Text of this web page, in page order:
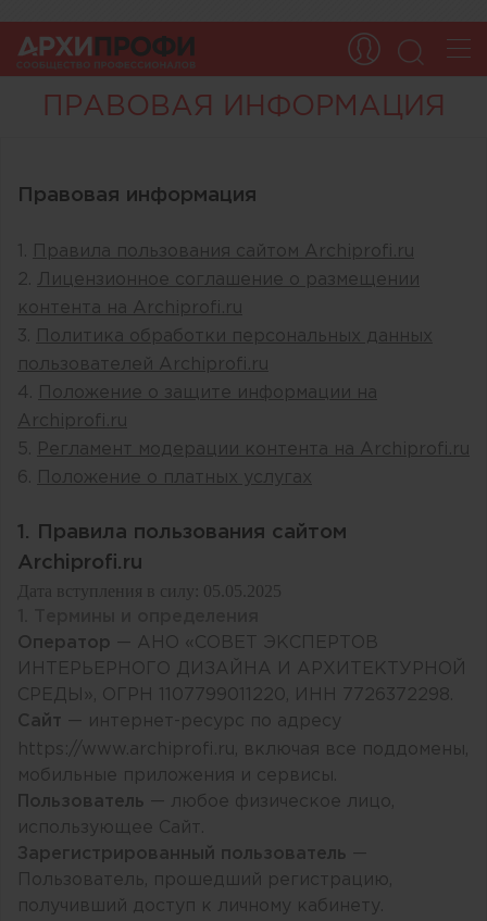
ПРАВОВАЯ ИНФОРМАЦИЯ
Правовая информация
1.
Правила пользования сайтом Archiprofi.ru
2. Лицензионное соглашение о размещении
контента на Archiprofi.ru
3.
Политика обработки персональных данных
пользователей Archiprofi.ru
4.
Положение о защите информации на
Archiprofi.ru
5. Регламент модерации контента на Archiprofi.ru
6.
Положение о платных услугах
1. Правила пользования сайтом
Archiprofi.ru
Дата вступления в силу: 05.05.2025
Оператор — АНО «СОВЕТ ЭКСПЕРТОВ
ИНТЕРЬЕРНОГО ДИЗАЙНА И АРХИТЕКТУРНОЙ
СРЕДЫ», ОГРН 1107799011220, ИНН 7726372298.
Сайт — интернет-ресурс по адресу
https://www.archiprofi.ru, включая все поддомены,
мобильные приложения и сервисы.
Пользователь — любое физическое лицо,
использующее Сайт.
Зарегистрированный пользователь —
Пользователь, прошедший регистрацию,
получивший доступ к личному кабинету.